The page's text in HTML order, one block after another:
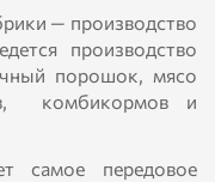
— производство
производство
порошок, мясо
комбикормов и
самое передовое